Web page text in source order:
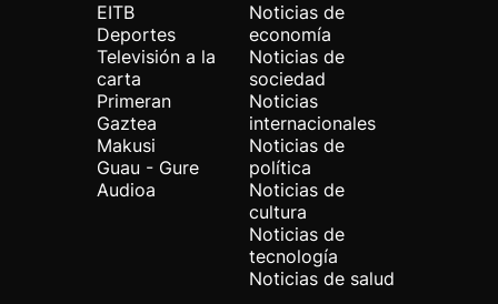
EITB
Deportes
Televisión a la
carta
Primeran
Gaztea
Makusi
Guau - Gure
Audioa
Noticias de
economía
Noticias de
sociedad
Noticias
internacionales
Noticias de
política
Noticias de
cultura
Noticias de
tecnología
Noticias de salud